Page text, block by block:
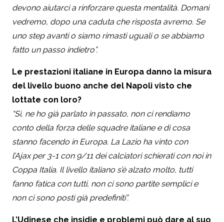
devono aiutarci a rinforzare questa mentalità. Domani
vedremo, dopo una caduta che risposta avremo. Se
uno step avanti o siamo rimasti uguali o se abbiamo
fatto un passo indietro”.
Le prestazioni italiane in Europa danno la misura
del livello buono anche del Napoli visto che
lottate con loro?
“Sì, ne ho già parlato in passato, non ci rendiamo
conto della forza delle squadre italiane e di cosa
stanno facendo in Europa. La Lazio ha vinto con
l’Ajax per 3-1 con 9/11 dei calciatori schierati con noi in
Coppa Italia. Il livello italiano s’è alzato molto, tutti
fanno fatica con tutti, non ci sono partite semplici e
non ci sono posti già predefiniti”.
L’Udinese che insidie e problemi può dare al suo